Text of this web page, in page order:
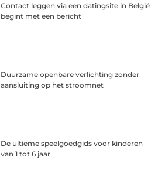
Contact leggen via een datingsite in België
begint met een bericht
Duurzame openbare verlichting zonder
aansluiting op het stroomnet
De ultieme speelgoedgids voor kinderen
van 1 tot 6 jaar